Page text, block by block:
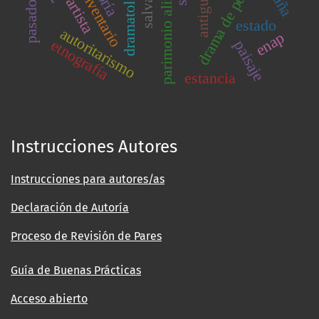
inventario estado
autoritarismo
etnografía paisajeenap
estancia
artista
Instrucciones Autores
Instrucciones para autores/as
Declaración de Autoría
Proceso de Revisión de Pares
Guía de Buenas Prácticas
Acceso abierto